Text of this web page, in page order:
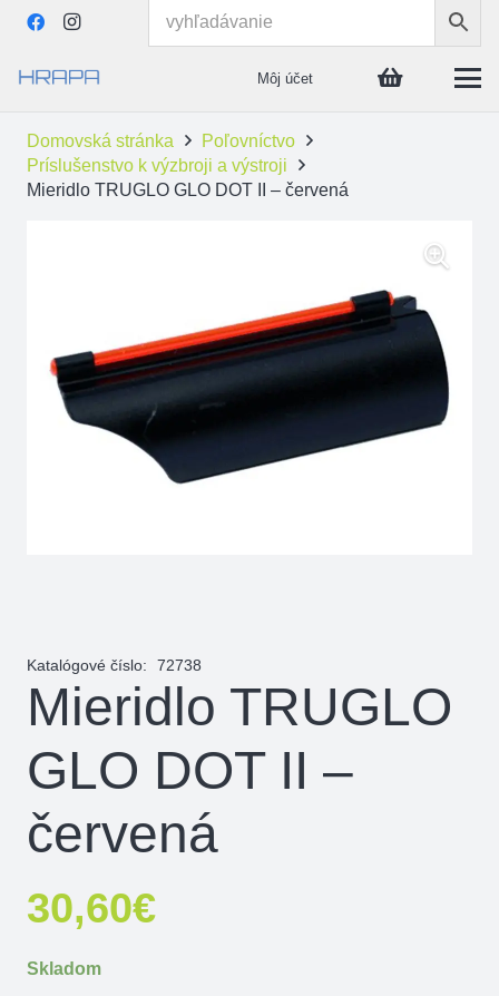
Môj účet
Domovská stránka
Poľovníctvo
Príslušenstvo k výzbroji a výstroji
Mieridlo TRUGLO GLO DOT II – červená
Katalógové číslo: 72738
Mieridlo TRUGLO
GLO DOT II –
červená
30,60€
Skladom